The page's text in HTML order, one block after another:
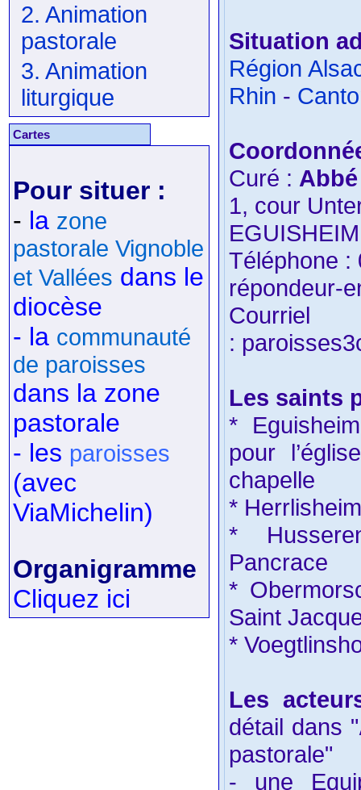
2. Animation
pastorale
3. Animation
liturgique
Cartes
Pour situer :
- la zone
pastorale Vignoble
et Vallées dans le
diocèse
- la communauté
de paroisses
dans la zone
pastorale
- les paroisses
(avec
ViaMichelin)
Organigramme
Cliquez ici
Situation
Région
Rhin -
Curé :
1, cour
EGUISHEIM
Téléphone :
répondeur-
Courriel
:
Les saints
*
pour
chapelle
*
*
Pancrace
*
Saint
*
Les
détail dans "
pastorale"
- une